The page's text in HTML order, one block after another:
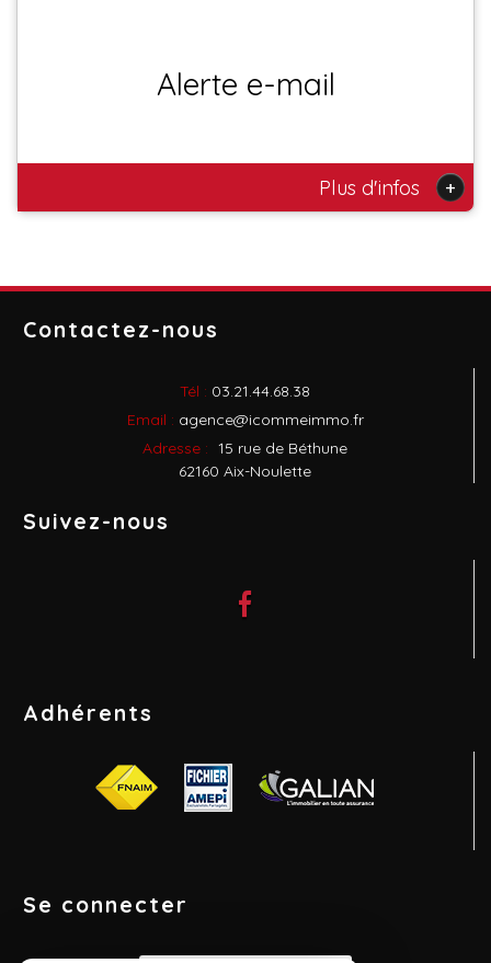
Alerte e-mail
Plus d'infos +
Contactez-nous
Tél : 03.21.44.68.38
Email : agence@icommeimmo.fr
Adresse : 15 rue de Béthune
62160 Aix-Noulette
Suivez-nous
Adhérents
Se connecter